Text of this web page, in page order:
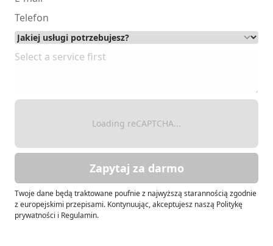
Loading reCAPTCHA...
Zapytaj za darmo
Twoje dane będą traktowane poufnie z najwyższą starannością zgodnie
z europejskimi przepisami. Kontynuując, akceptujesz naszą Politykę
prywatności i Regulamin.